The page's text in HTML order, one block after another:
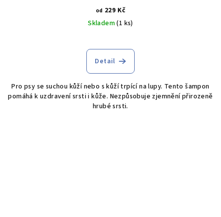
od 229 Kč
Skladem(1 ks)
Detail
Pro psy se suchou kůží nebo s kůží trpící na lupy. Tento šampon
pomáhá k uzdravení srsti i kůže. Nezpůsobuje zjemnění přirozeně
hrubé srsti.